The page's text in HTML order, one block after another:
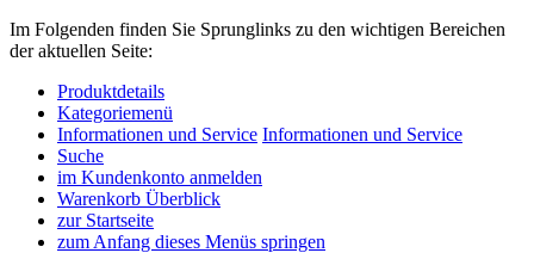
Im Folgenden finden Sie Sprunglinks zu den wichtigen Bereichen
der aktuellen Seite:
Produktdetails
Kategoriemenü
Informationen und Service Informationen und Service
Suche
im Kundenkonto anmelden
Warenkorb Überblick
zur Startseite
zum Anfang dieses Menüs springen